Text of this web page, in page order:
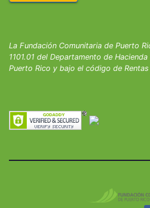
La Fundación Comunitaria de Puerto
1101.01 del Departamento de
Puerto Rico y bajo el código de